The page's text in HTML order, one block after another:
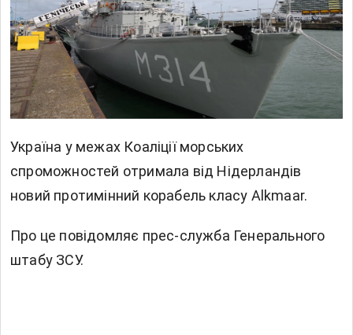
Україна у межах Коаліції морських
спроможностей отримала від Нідерландів
новий протимінний корабель класу Alkmaar.
Про це повідомляє прес-служба Генерального
штабу ЗСУ.